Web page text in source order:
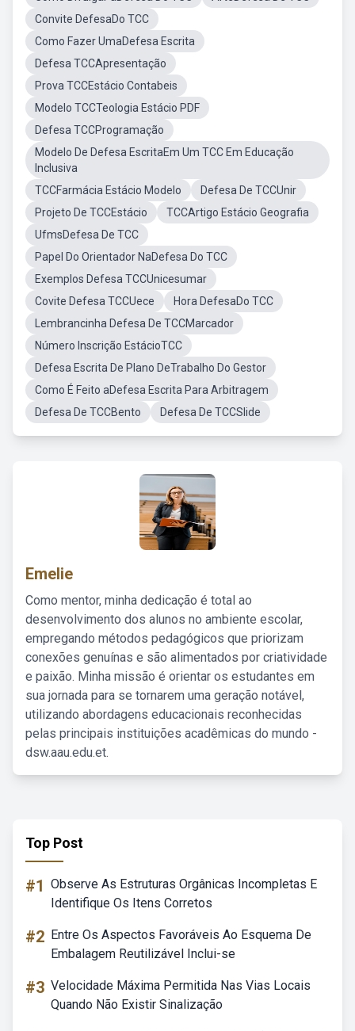
Convite DefesaDo TCC
Como Fazer UmaDefesa Escrita
Defesa TCCApresentação
Prova TCCEstácio Contabeis
Modelo TCCTeologia Estácio PDF
Defesa TCCProgramação
Modelo De Defesa EscritaEm Um TCC Em Educação
Inclusiva
TCCFarmácia Estácio Modelo
Defesa De TCCUnir
Projeto De TCCEstácio
TCCArtigo Estácio Geografia
UfmsDefesa De TCC
Papel Do Orientador NaDefesa Do TCC
Exemplos Defesa TCCUnicesumar
Covite Defesa TCCUece
Hora DefesaDo TCC
Lembrancinha Defesa De TCCMarcador
Número Inscrição EstácioTCC
Defesa Escrita De Plano DeTrabalho Do Gestor
Como É Feito aDefesa Escrita Para Arbitragem
Defesa De TCCBento
Defesa De TCCSlide
Emelie
Como mentor, minha dedicação é total ao
desenvolvimento dos alunos no ambiente escolar,
empregando métodos pedagógicos que priorizam
conexões genuínas e são alimentados por criatividade
e paixão. Minha missão é orientar os estudantes em
sua jornada para se tornarem uma geração notável,
utilizando abordagens educacionais reconhecidas
pelas principais instituições acadêmicas do mundo -
dsw.aau.edu.et.
Top Post
#1 Observe As Estruturas Orgânicas Incompletas E
Identifique Os Itens Corretos
#2 Entre Os Aspectos Favoráveis Ao Esquema De
Embalagem Reutilizável Inclui-se
#3 Velocidade Máxima Permitida Nas Vias Locais
Quando Não Existir Sinalização